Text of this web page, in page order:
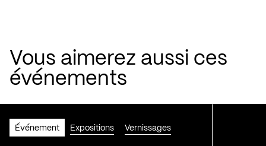
Vous aimerez aussi ces
événements
Événement Expositions Vernissages